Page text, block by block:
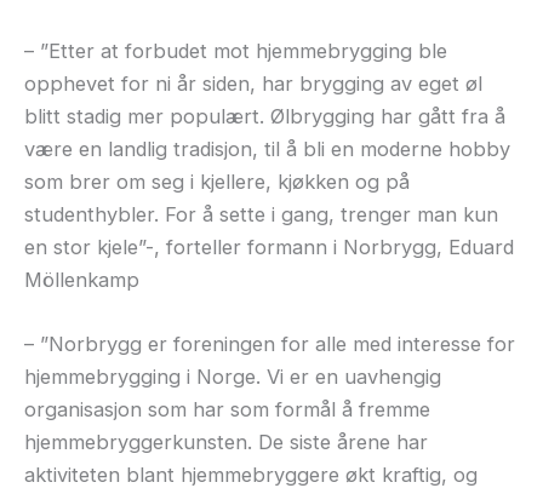
– ”Etter at forbudet mot hjemmebrygging ble
opphevet for ni år siden, har brygging av eget øl
blitt stadig mer populært. Ølbrygging har gått fra å
være en landlig tradisjon, til å bli en moderne hobby
som brer om seg i kjellere, kjøkken og på
studenthybler. For å sette i gang, trenger man kun
en stor kjele”-, forteller formann i Norbrygg, Eduard
Möllenkamp
– ”Norbrygg er foreningen for alle med interesse for
hjemmebrygging i Norge. Vi er en uavhengig
organisasjon som har som formål å fremme
hjemmebryggerkunsten. De siste årene har
aktiviteten blant hjemmebryggere økt kraftig, og